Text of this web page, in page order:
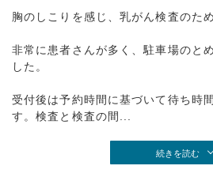
胸のしこりを感じ、乳がん検査のた
非常に患者さんが多く、駐車場のと
した。
受付後は予約時間に基づいて待ち時
す。検査と検査の間...
続きを読む